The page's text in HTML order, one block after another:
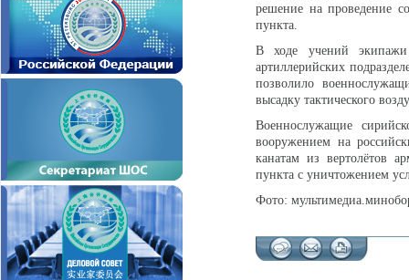
решение на проведение
пункта.
В ходе учений
артиллерийских
позволило
высадку тактического
Военнослужащие
вооружением на
канатам из вертолётов
пункта с уничтожением
Фото: